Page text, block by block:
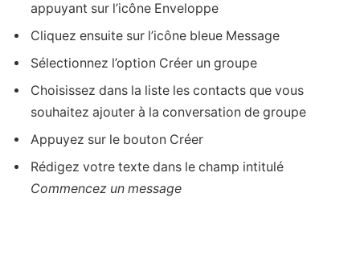
appuyant sur l’icône Enveloppe
Cliquez ensuite sur l’icône bleue Message
Sélectionnez l’option Créer un groupe
Choisissez dans la liste les contacts que vous
souhaitez ajouter à la conversation de groupe
Appuyez sur le bouton Créer
Rédigez votre texte dans le champ intitulé
Commencez un message